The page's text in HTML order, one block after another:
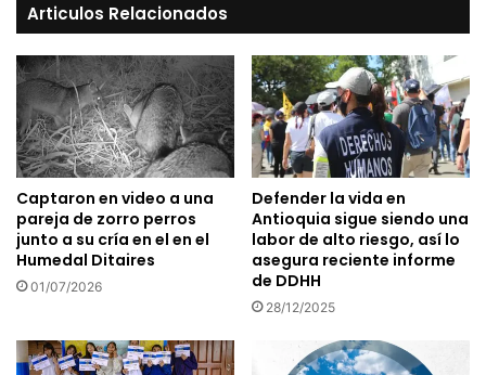
Articulos Relacionados
Captaron en video a una
pareja de zorro perros
junto a su cría en el en el
Humedal Ditaires
01/07/2026
Defender la vida en
Antioquia sigue siendo una
labor de alto riesgo, así lo
asegura reciente informe
de DDHH
28/12/2025